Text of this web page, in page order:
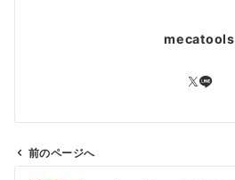
mecatools
前のページへ